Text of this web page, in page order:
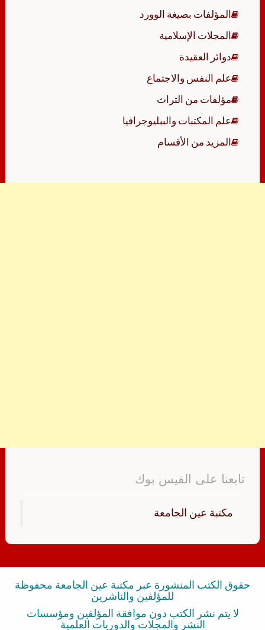
المؤلفات بصيغة الوورد
المجلات الإسلامية
دوائر العقيدة
علم النفس والاجتماع
مؤلفات من التراث
علم المكتبات والببليوجرافيا
المزيد من الأقسام
تابعنا على الفيس بوك
‏مكتبة عين الجامعة‏
حقوق الكتب المنشورة عبر مكتبة عين الجامعة محفوظة
للمؤلفين والناشرين
لا يتم نشر الكتب دون موافقة المؤلفين ومؤسسات
النشر والمجلات والدوريات العلمية